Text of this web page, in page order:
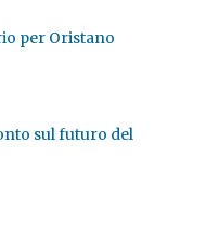
per Oristano
sul futuro del